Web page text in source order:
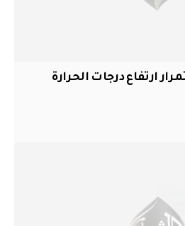
ارتفاع درجات الحرارة